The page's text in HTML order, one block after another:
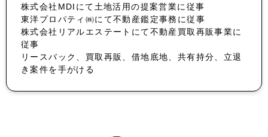
株式会社MDIにて土地活用の提案営業に従事
東洋プロパティ㈱にて不動産鑑定事務に従事
株式会社リアルエステートにて不動産買取再販事業に
従事
リースバック、買取再販、借地底地、共有持分、立退
き案件を手がける